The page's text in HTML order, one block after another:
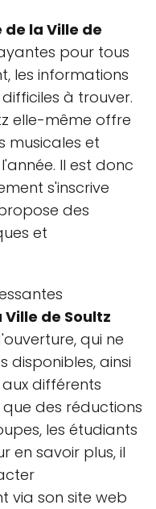
de la Ville de
pour tous
les informations
à trouver.
elle-même offre
musicales et
Il est donc
s'inscrive
des
et
de Soultz
qui ne
disponibles, ainsi
différents
des réductions
les étudiants
en savoir plus, il
via son site web